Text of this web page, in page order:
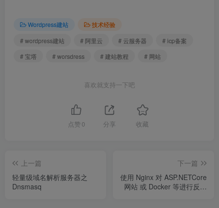
Wordpress建站
技术经验
# wordpress建站
# 阿里云 # 云服务器
# icp备案
# 宝塔
# worsdress # 建站教程 # 网站
喜欢就支持一下吧
点赞 0 分享 收藏
上一篇
轻量级域名解析服务器之
Dnsmasq
下一篇
使用 Nginx 对 ASP.NETCore
网站 或 Docker 等进行反向